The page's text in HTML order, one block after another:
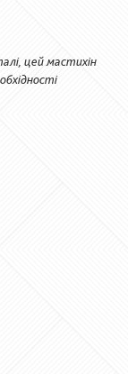
цей мастихін